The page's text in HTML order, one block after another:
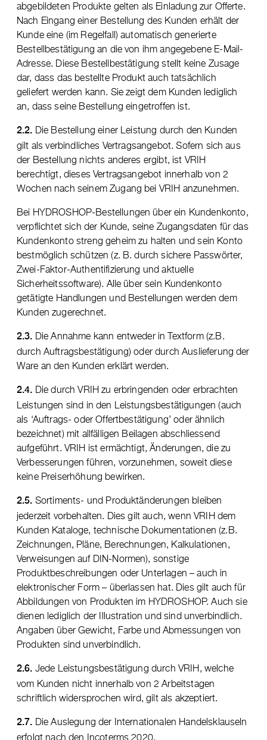
abgebildeten Produkte gelten als Einladung zur Offerte.
Nach Eingang einer Bestellung des Kunden erhält der
Kunde eine (im Regelfall) automatisch generierte
Bestellbestätigung an die von ihm angegebene E-Mail-
Adresse. Diese Bestellbestätigung stellt keine Zusage
dar, dass das bestellte Produkt auch tatsächlich
geliefert werden kann. Sie zeigt dem Kunden lediglich
an, dass seine Bestellung eingetroffen ist.
2.2. Die Bestellung einer Leistung durch den Kunden
gilt als verbindliches Vertragsangebot. Sofern sich aus
der Bestellung nichts anderes ergibt, ist VRIH
berechtigt, dieses Vertragsangebot innerhalb von 2
Wochen nach seinem Zugang bei VRIH anzunehmen.
Bei HYDROSHOP-Bestellungen über ein Kundenkonto,
verpflichtet sich der Kunde, seine Zugangsdaten für das
Kundenkonto streng geheim zu halten und sein Konto
bestmöglich schützen (z. B. durch sichere Passwörter,
Zwei-Faktor-Authentifizierung und aktuelle
Sicherheitssoftware). Alle über sein Kundenkonto
getätigte Handlungen und Bestellungen werden dem
Kunden zugerechnet.
2.3. Die Annahme kann entweder in Textform (z.B.
durch Auftragsbestätigung) oder durch Auslieferung der
Ware an den Kunden erklärt werden.
2.4. Die durch VRIH zu erbringenden oder erbrachten
Leistungen sind in den Leistungsbestätigungen (auch
als ‘Auftrags- oder Offertbestätigung’ oder ähnlich
bezeichnet) mit allfälligen Beilagen abschliessend
aufgeführt. VRIH ist ermächtigt, Änderungen, die zu
Verbesserungen führen, vorzunehmen, soweit diese
keine Preiserhöhung bewirken.
2.5. Sortiments- und Produktänderungen bleiben
jederzeit vorbehalten. Dies gilt auch, wenn VRIH dem
Kunden Kataloge, technische Dokumentationen (z.B.
Zeichnungen, Pläne, Berechnungen, Kalkulationen,
Verweisungen auf DIN-Normen), sonstige
Produktbeschreibungen oder Unterlagen – auch in
elektronischer Form – überlassen hat. Dies gilt auch für
Abbildungen von Produkten im HYDROSHOP. Auch sie
dienen lediglich der Illustration und sind unverbindlich.
Angaben über Gewicht, Farbe und Abmessungen von
Produkten sind unverbindlich.
2.6. Jede Leistungsbestätigung durch VRIH, welche
vom Kunden nicht innerhalb von 2 Arbeitstagen
schriftlich widersprochen wird, gilt als akzeptiert.
2.7. Die Auslegung der Internationalen Handelsklauseln
erfolgt nach den Incoterms 2020.